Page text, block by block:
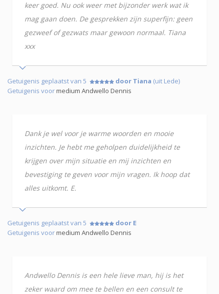
keer goed. Nu ook weer met bijzonder werk wat ik
mag gaan doen. De gesprekken zijn superfijn: geen
gezweef of gezwats maar gewoon normaal. Tiana
xxx
Getuigenis geplaatst van 5 door Tiana (uit Lede)
Getuigenis voormedium Andwello Dennis
Dank je wel voor je warme woorden en mooie
inzichten. Je hebt me geholpen duidelijkheid te
krijgen over mijn situatie en mij inzichten en
bevestiging te geven voor mijn vragen. Ik hoop dat
alles uitkomt. E.
Getuigenis geplaatst van 5
door E
Getuigenis voormedium Andwello Dennis
Andwello Dennis is een hele lieve man, hij is het
zeker waard om mee te bellen en een consult te